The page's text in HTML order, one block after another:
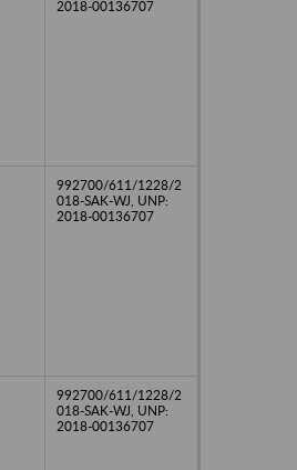
2018-00136707
992700/611/1228/2
018-SAK-WJ, UNP:
2018-00136707
992700/611/1228/2
018-SAK-WJ, UNP:
2018-00136707